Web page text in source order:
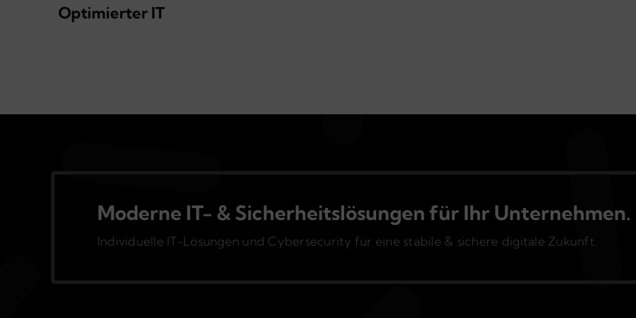
Optimierter IT
Moderne IT- & Sicherheitslösungen für Ihr Unternehmen.
Individuelle IT-Lösungen und Cybersecurity für eine stabile & sichere digitale Zukunft.